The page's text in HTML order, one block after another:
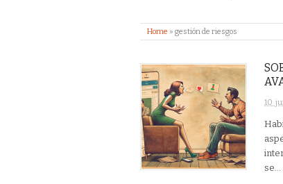
Home » gestión de riesgos
10
se…